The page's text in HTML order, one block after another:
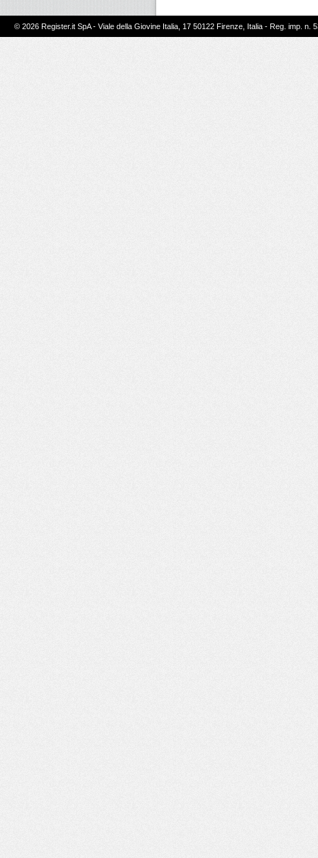
© 2026 Register.it SpA - Viale della Giovine Italia, 17 50122 Firenze, Italia - Reg. imp.